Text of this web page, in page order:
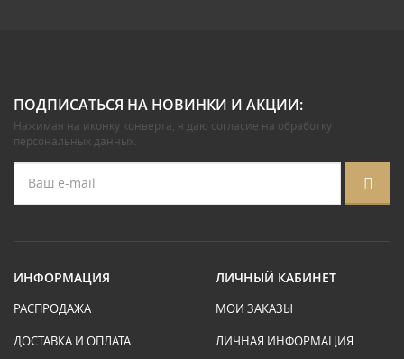
ПОДПИСАТЬСЯ НА НОВИНКИ И АКЦИИ:
Нажимая на иконку конверта, я даю согласие на обработку
персональных данных.
ИНФОРМАЦИЯ
РАСПРОДАЖА
ДОСТАВКА И ОПЛАТА
ЛИЧНЫЙ КАБИНЕТ
МОИ ЗАКАЗЫ
ЛИЧНАЯ ИНФОРМАЦИЯ